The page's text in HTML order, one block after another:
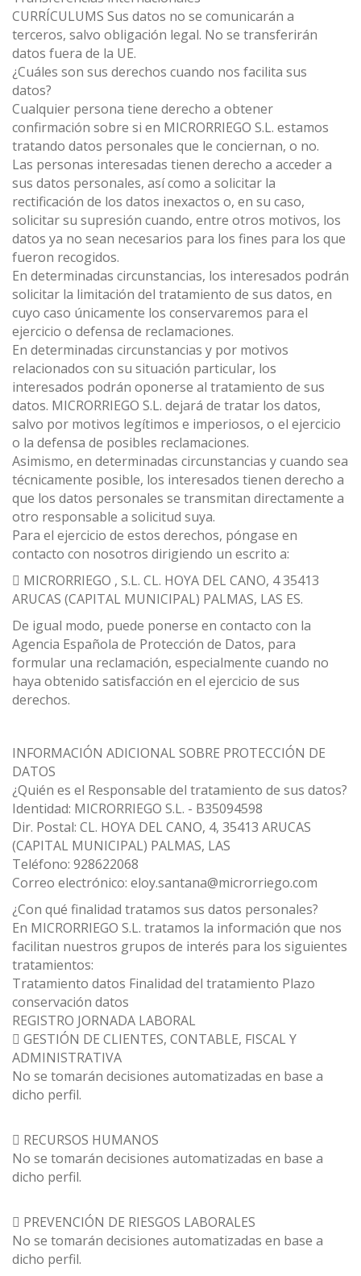
CURRÍCULUMS Sus datos no se comunicarán a
terceros, salvo obligación legal. No se transferirán
datos fuera de la UE.
¿Cuáles son sus derechos cuando nos facilita sus
datos?
Cualquier persona tiene derecho a obtener
confirmación sobre si en MICRORRIEGO S.L. estamos
tratando datos personales que le conciernan, o no.
Las personas interesadas tienen derecho a acceder a
sus datos personales, así como a solicitar la
rectificación de los datos inexactos o, en su caso,
solicitar su supresión cuando, entre otros motivos, los
datos ya no sean necesarios para los fines para los que
fueron recogidos.
En determinadas circunstancias, los interesados podrán
solicitar la limitación del tratamiento de sus datos, en
cuyo caso únicamente los conservaremos para el
ejercicio o defensa de reclamaciones.
En determinadas circunstancias y por motivos
relacionados con su situación particular, los
interesados podrán oponerse al tratamiento de sus
datos. MICRORRIEGO S.L. dejará de tratar los datos,
salvo por motivos legítimos e imperiosos, o el ejercicio
o la defensa de posibles reclamaciones.
Asimismo, en determinadas circunstancias y cuando sea
técnicamente posible, los interesados tienen derecho a
que los datos personales se transmitan directamente a
otro responsable a solicitud suya.
Para el ejercicio de estos derechos, póngase en
contacto con nosotros dirigiendo un escrito a:
 MICRORRIEGO , S.L. CL. HOYA DEL CANO, 4 35413
ARUCAS (CAPITAL MUNICIPAL) PALMAS, LAS ES.
De igual modo, puede ponerse en contacto con la
Agencia Española de Protección de Datos, para
formular una reclamación, especialmente cuando no
haya obtenido satisfacción en el ejercicio de sus
derechos.
INFORMACIÓN ADICIONAL SOBRE PROTECCIÓN DE
DATOS
¿Quién es el Responsable del tratamiento de sus datos?
Identidad: MICRORRIEGO S.L. - B35094598
Dir. Postal: CL. HOYA DEL CANO, 4, 35413 ARUCAS
(CAPITAL MUNICIPAL) PALMAS, LAS
Teléfono: 928622068
Correo electrónico: eloy.santana@microrriego.com
¿Con qué finalidad tratamos sus datos personales?
En MICRORRIEGO S.L. tratamos la información que nos
facilitan nuestros grupos de interés para los siguientes
tratamientos:
Tratamiento datos Finalidad del tratamiento Plazo
conservación datos
REGISTRO JORNADA LABORAL
 GESTIÓN DE CLIENTES, CONTABLE, FISCAL Y
ADMINISTRATIVA
No se tomarán decisiones automatizadas en base a
dicho perfil.
 RECURSOS HUMANOS
No se tomarán decisiones automatizadas en base a
dicho perfil.
 PREVENCIÓN DE RIESGOS LABORALES
No se tomarán decisiones automatizadas en base a
dicho perfil.